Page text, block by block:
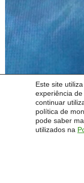
Este site
experiência
continuar
política de
pode saber
utilizados na